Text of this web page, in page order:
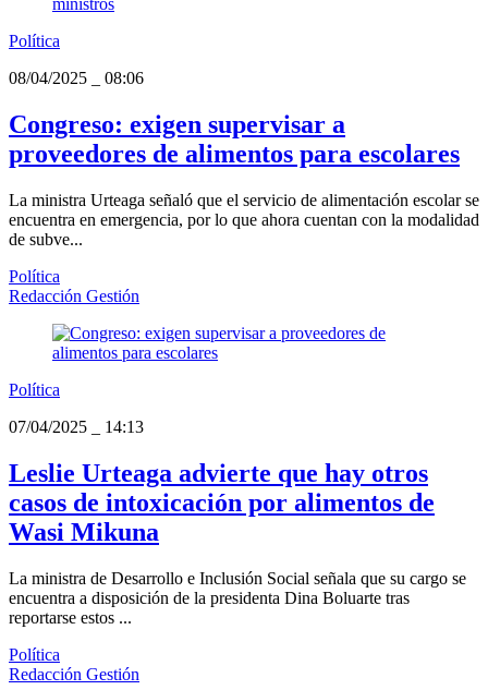
Política
08/04/2025
08:06
Congreso: exigen supervisar a
proveedores de alimentos para escolares
La ministra Urteaga señaló que el servicio de alimentación escolar se
encuentra en emergencia, por lo que ahora cuentan con la modalidad
de subve...
Política
Redacción Gestión
Política
07/04/2025
14:13
Leslie Urteaga advierte que hay otros
casos de intoxicación por alimentos de
Wasi Mikuna
La ministra de Desarrollo e Inclusión Social señala que su cargo se
encuentra a disposición de la presidenta Dina Boluarte tras
reportarse estos ...
Política
Redacción Gestión